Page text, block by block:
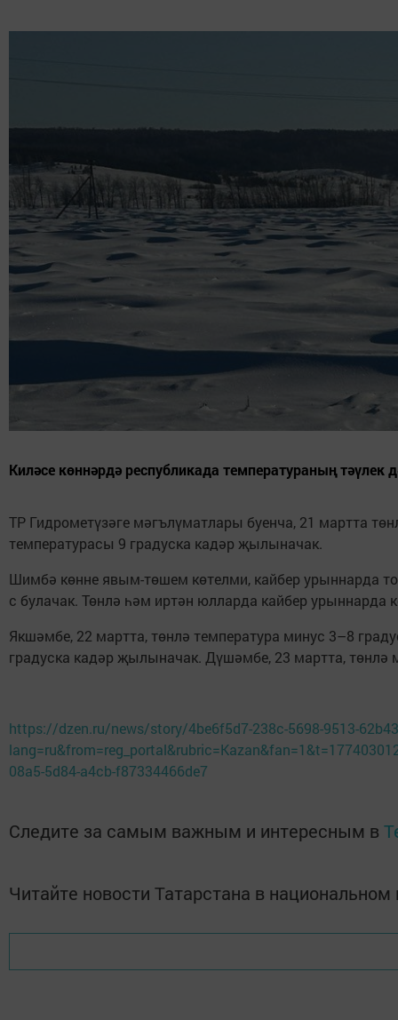
Киләсе көннәрдә республикада температураның
ТР Гидрометүзәге мәгълүматлары буенча, 21 мартта
температурасы 9 градуска кадәр җылыначак.
Шимбә көнне явым-төшем көтелми, кайбер урыннарда
с булачак. Төнлә һәм иртән юлларда кайбер урыннарда
Якшәмбе, 22 мартта, төнлә температура минус 3–8
градуска кадәр җылыначак. Дүшәмбе, 23 мартта,
https://dzen.ru/news/story/4be6f5d7-238c-5698-9513-
08a5-5d84-a4cb-f87334466de7
Следите за самым важным и интересным в
Читайте новости Татарстана в